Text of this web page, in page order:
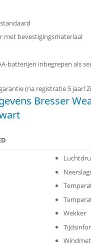
met bevestigingsmateriaal
batterijen inbegrepen als
(na registratie 5 jaar!
Bresser
Wekker